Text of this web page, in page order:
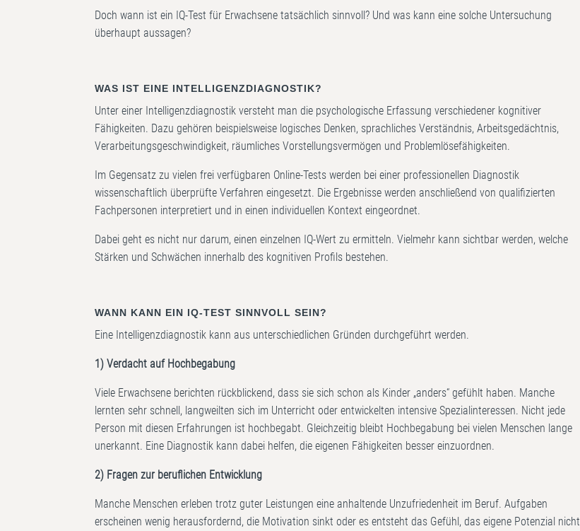
Doch wann ist ein IQ-Test für Erwachsene tatsächlich sinnvoll? Und was kann eine solche Untersuchung
überhaupt aussagen?
WAS IST EINE INTELLIGENZDIAGNOSTIK?
Unter einer Intelligenzdiagnostik versteht man die psychologische Erfassung verschiedener kognitiver
Fähigkeiten. Dazu gehören beispielsweise logisches Denken, sprachliches Verständnis, Arbeitsgedächtnis,
Verarbeitungsgeschwindigkeit, räumliches Vorstellungsvermögen und Problemlösefähigkeiten.
Im Gegensatz zu vielen frei verfügbaren Online-Tests werden bei einer professionellen Diagnostik
wissenschaftlich überprüfte Verfahren eingesetzt. Die Ergebnisse werden anschließend von qualifizierten
Fachpersonen interpretiert und in einen individuellen Kontext eingeordnet.
Dabei geht es nicht nur darum, einen einzelnen IQ-Wert zu ermitteln. Vielmehr kann sichtbar werden, welche
Stärken und Schwächen innerhalb des kognitiven Profils bestehen.
WANN KANN EIN IQ-TEST SINNVOLL SEIN?
Eine Intelligenzdiagnostik kann aus unterschiedlichen Gründen durchgeführt werden.
1) Verdacht auf Hochbegabung
Viele Erwachsene berichten rückblickend, dass sie sich schon als Kinder „anders“ gefühlt haben. Manche
lernten sehr schnell, langweilten sich im Unterricht oder entwickelten intensive Spezialinteressen. Nicht jede
Person mit diesen Erfahrungen ist hochbegabt. Gleichzeitig bleibt Hochbegabung bei vielen Menschen lange
unerkannt. Eine Diagnostik kann dabei helfen, die eigenen Fähigkeiten besser einzuordnen.
2) Fragen zur beruflichen Entwicklung
Manche Menschen erleben trotz guter Leistungen eine anhaltende Unzufriedenheit im Beruf. Aufgaben
erscheinen wenig herausfordernd, die Motivation sinkt oder es entsteht das Gefühl, das eigene Potenzial nicht